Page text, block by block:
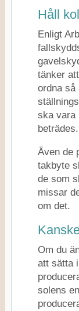
Håll
Enligt
tänker
ordna så
ska vara
beträdes.
Även de
takbyte
de som
missar
om det.
Om du
att sätta
solens